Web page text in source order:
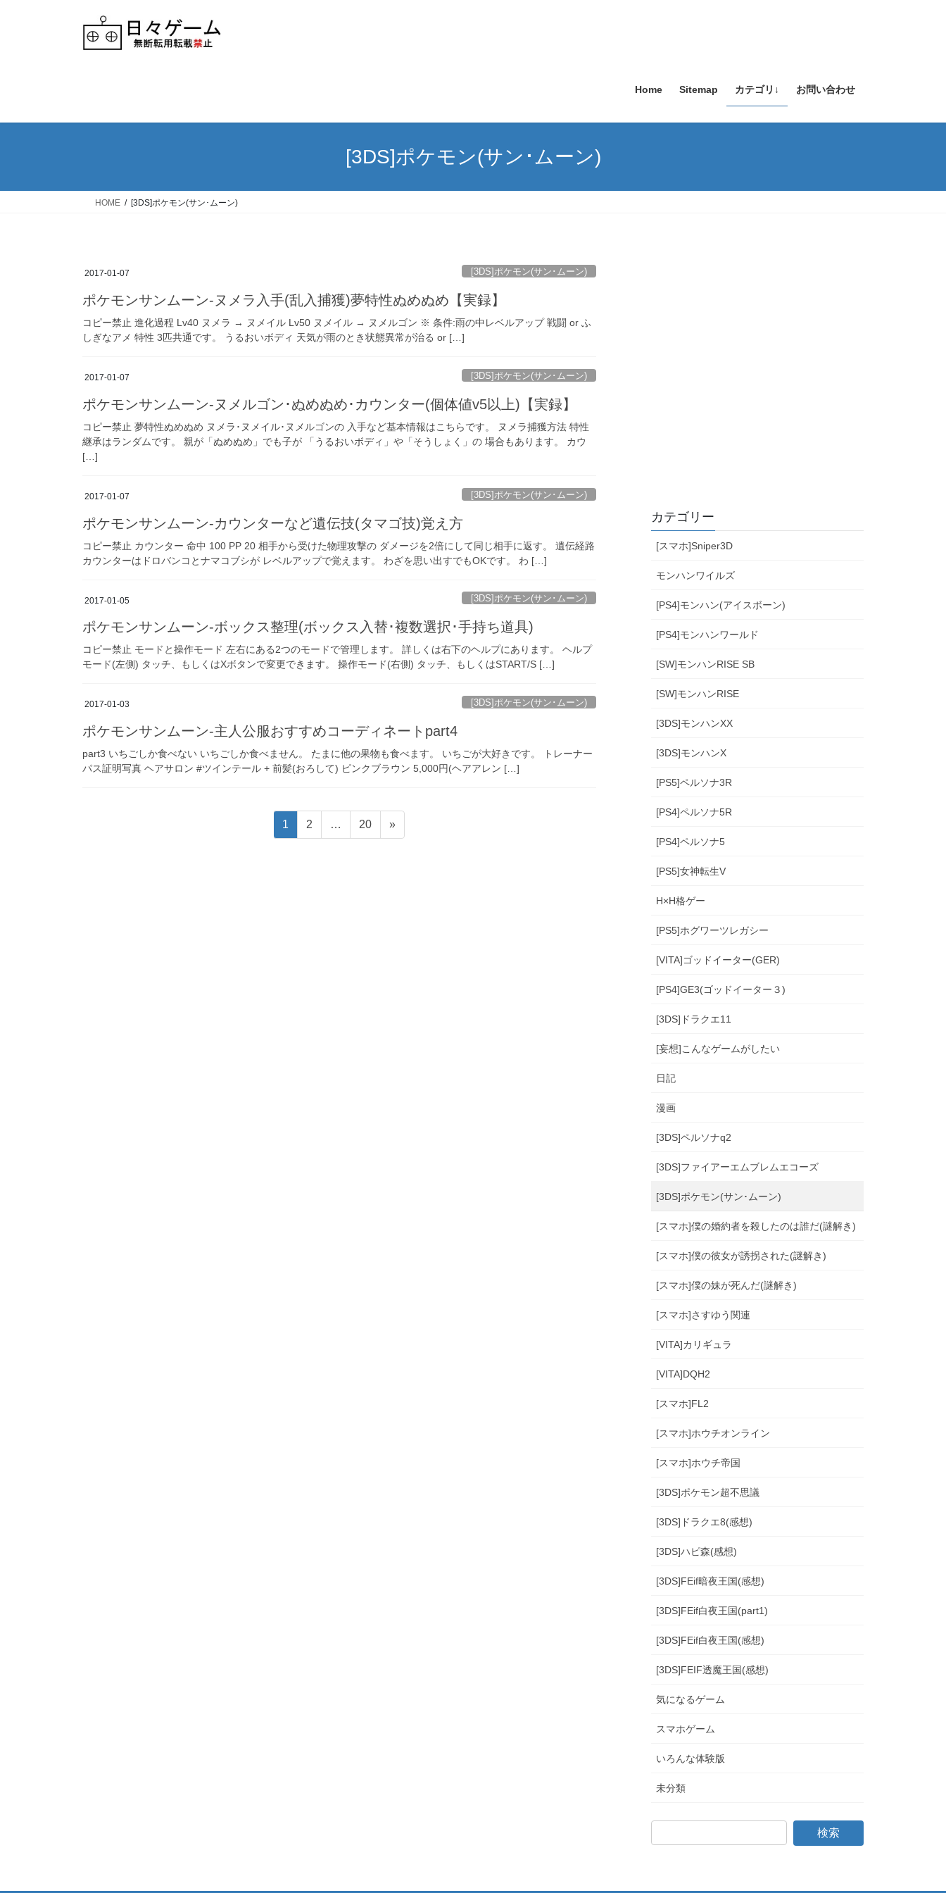
Home Sitemap カテゴリ↓ お問い合わせ
[3DS]ポケモン(サン･ムーン)
HOME [3DS]ポケモン(サン･ムーン)
2017-01-07 [3DS]ポケモン(サン･ムーン)
ポケモンサンムーン-ヌメラ入手(乱入捕獲)夢特性ぬめぬめ【実録】
コピー禁止 進化過程 Lv40 ヌメラ → ヌメイル Lv50 ヌメイル → ヌメルゴン ※ 条件:雨の中レベルアップ 戦闘 or ふ
しぎなアメ 特性 3匹共通です。 うるおいボディ 天気が雨のとき状態異常が治る or […]
2017-01-07 [3DS]ポケモン(サン･ムーン)
ポケモンサンムーン-ヌメルゴン･ぬめぬめ･カウンター(個体値v5以上)【実録】
コピー禁止 夢特性ぬめぬめ ヌメラ･ヌメイル･ヌメルゴンの 入手など基本情報はこちらです。 ヌメラ捕獲方法 特性
継承はランダムです。 親が「ぬめぬめ」でも子が 「うるおいボディ」や「そうしょく」の 場合もあります。 カウ
[…]
2017-01-07 [3DS]ポケモン(サン･ムーン)
ポケモンサンムーン-カウンターなど遺伝技(タマゴ技)覚え方
コピー禁止 カウンター 命中 100 PP 20 相手から受けた物理攻撃の ダメージを2倍にして同じ相手に返す。 遺伝経路
カウンターはドロバンコとナマコブシが レベルアップで覚えます。 わざを思い出すでもOKです。 わ […]
2017-01-05 [3DS]ポケモン(サン･ムーン)
ポケモンサンムーン-ボックス整理(ボックス入替･複数選択･手持ち道具)
コピー禁止 モードと操作モード 左右にある2つのモードで管理します。 詳しくは右下のヘルプにあります。 ヘルプ
モード(左側) タッチ、もしくはXボタンで変更できます。 操作モード(右側) タッチ、もしくはSTART/S […]
2017-01-03 [3DS]ポケモン(サン･ムーン)
ポケモンサンムーン-主人公服おすすめコーディネートpart4
part3 いちごしか食べない いちごしか食べません。 たまに他の果物も食べます。 いちごが大好きです。 トレーナー
パス証明写真 ヘアサロン #ツインテール + 前髪(おろして) ピンクブラウン 5,000円(ヘアアレン […]
ペ
ー
1
ペ
ー
2 …
ペ
ー
20 »
カテゴリー
[スマホ]Sniper3D
モンハンワイルズ
[PS4]モンハン(アイスボーン)
[PS4]モンハンワールド
[SW]モンハンRISE SB
[SW]モンハンRISE
[3DS]モンハンXX
[3DS]モンハンX
[PS5]ペルソナ3R
[PS4]ペルソナ5R
[PS4]ペルソナ5
[PS5]女神転生V
H×H格ゲー
[PS5]ホグワーツレガシー
[VITA]ゴッドイーター(GER)
[PS4]GE3(ゴッドイーター３)
[3DS]ドラクエ11
[妄想]こんなゲームがしたい
日記
漫画
[3DS]ペルソナq2
[3DS]ファイアーエムブレムエコーズ
[3DS]ポケモン(サン･ムーン)
[スマホ]僕の婚約者を殺したのは誰だ(謎解き)
[スマホ]僕の彼女が誘拐された(謎解き)
[スマホ]僕の妹が死んだ(謎解き)
[スマホ]さすゆう関連
[VITA]カリギュラ
[VITA]DQH2
[スマホ]FL2
[スマホ]ホウチオンライン
[スマホ]ホウチ帝国
[3DS]ポケモン超不思議
[3DS]ドラクエ8(感想)
[3DS]ハピ森(感想)
[3DS]FEif暗夜王国(感想)
[3DS]FEif白夜王国(part1)
[3DS]FEif白夜王国(感想)
[3DS]FEIF透魔王国(感想)
気になるゲーム
スマホゲーム
いろんな体験版
未分類